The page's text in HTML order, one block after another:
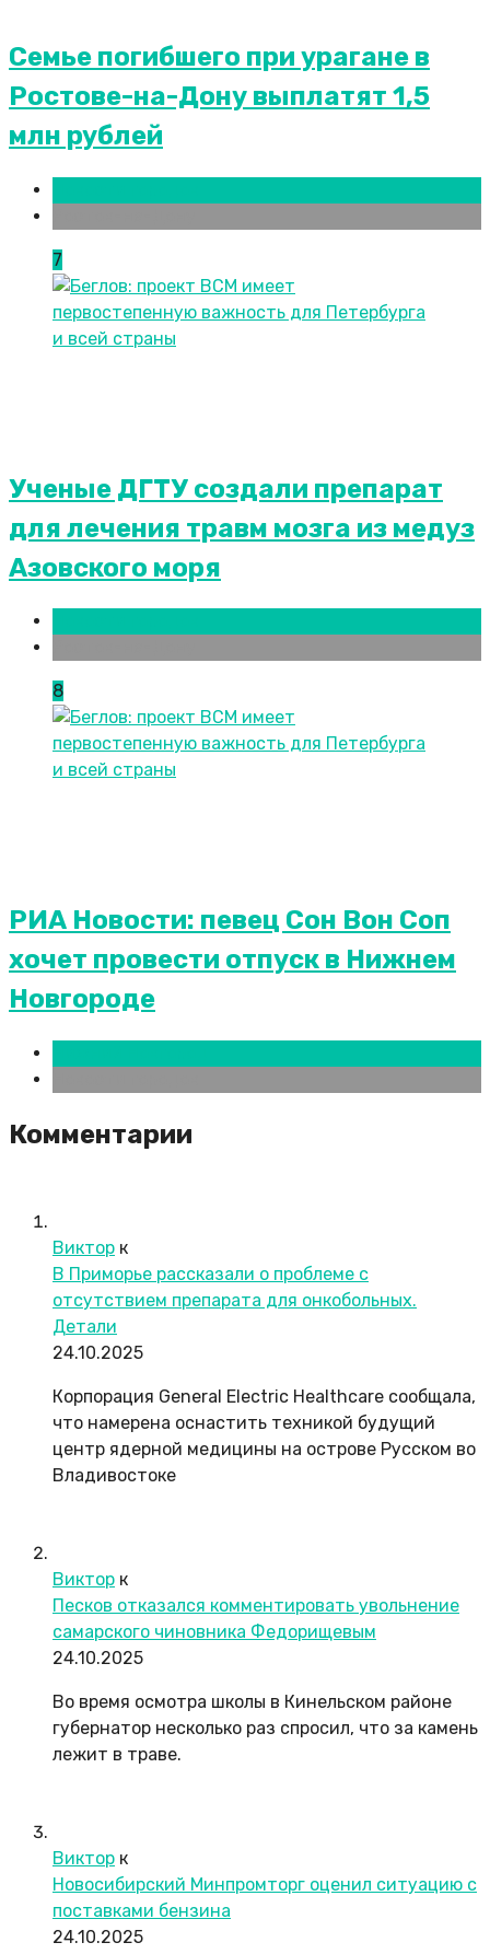
Семье погибшего при урагане в
Ростове-на-Дону выплатят 1,5
млн рублей
7
Ученые ДГТУ создали препарат
для лечения травм мозга из медуз
Азовского моря
8
РИА Новости: певец Сон Вон Соп
хочет провести отпуск в Нижнем
Новгороде
Комментарии
Виктор к
В Приморье рассказали о проблеме с
отсутствием препарата для онкобольных.
Детали
24.10.2025
Корпорация General Electric Healthcare сообщала,
что намерена оснастить техникой будущий
центр ядерной медицины на острове Русском во
Владивостоке
Виктор к
Песков отказался комментировать увольнение
самарского чиновника Федорищевым
24.10.2025
Во время осмотра школы в Кинельском районе
губернатор несколько раз спросил, что за камень
лежит в траве.
Виктор к
Новосибирский Минпромторг оценил ситуацию с
поставками бензина
24.10.2025